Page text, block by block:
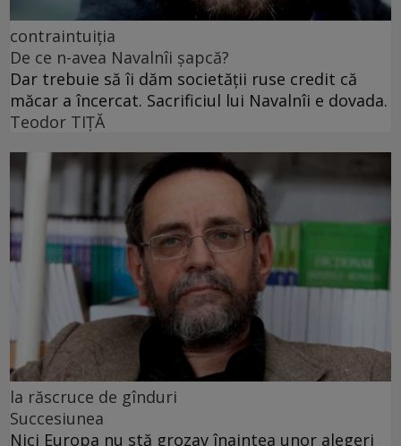
contraintuiția
De ce n-avea Navalnîi șapcă?
Dar trebuie să îi dăm societății ruse credit că
măcar a încercat. Sacrificiul lui Navalnîi e dovada.
Teodor TIŢĂ
la răscruce de gînduri
Succesiunea
Nici Europa nu stă grozav înaintea unor alegeri